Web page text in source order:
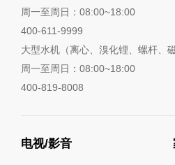
周一至周日：08:00~18:00
400-611-9999
大型水机（离心、溴化锂、螺杆、
周一至周日：08:00~18:00
400-819-8008
电视/影音